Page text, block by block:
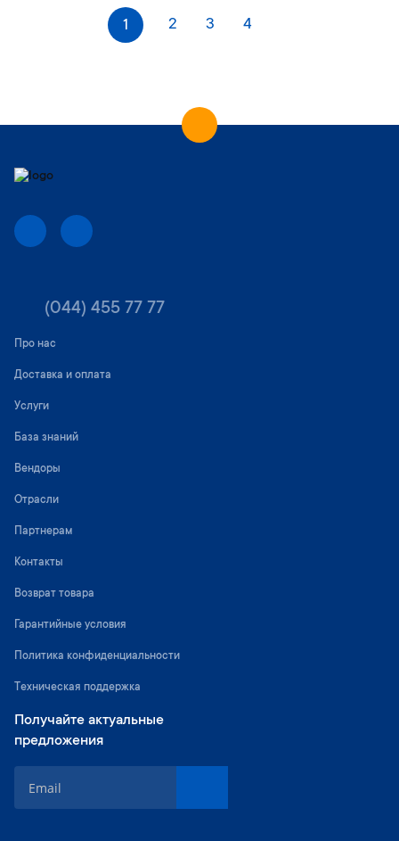
и
а
You're currently reading page
1 Страница
2 Страница
3 Страница
4
(044) 455 77 77
Про нас
Доставка и оплата
Услуги
База знаний
Вендоры
Отрасли
Партнерам
Контакты
Возврат товара
Гарантийные условия
Политика конфиденциальности
Техническая поддержка
Получайте актуальные
предложения
g